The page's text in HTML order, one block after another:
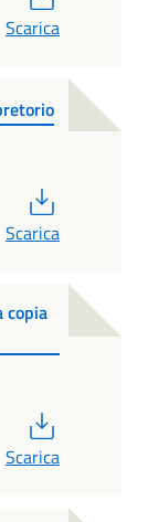
Scarica
Scarica
copia
Scarica